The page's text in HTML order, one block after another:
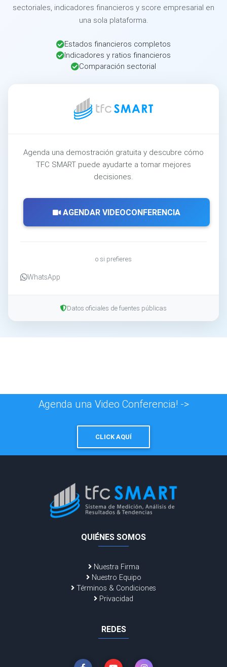
sectoriales, indicadores financieros y score empresarial en
una sola plataforma.
Estados financieros completos
Indicadores y ratios financieros
Comparación sectorial
Agenda una demostración gratuita y descubre cómo
TFC SMART puede ayudarte a tomar mejores
decisiones.
AGENDAR VIDEOCONFERENCIA
o si prefieres
WhatsApp
Datos oficiales de fuentes públicas
Agenda una Video Conferencia! ->
CLICK AQUÍ
QUIÉNES SOMOS
Nuestra Firma
Nuestro Equipo
Términos & Condiciones
Privacidad
REDES